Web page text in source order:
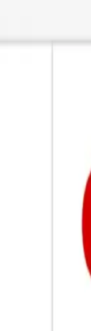
pour des
de